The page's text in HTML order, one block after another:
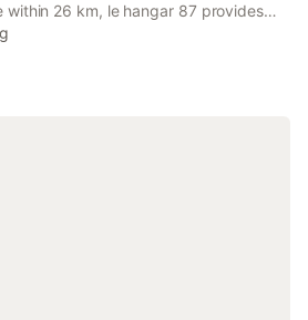
within 26 km, le hangar 87 provides
WiFi, a children's playground, a